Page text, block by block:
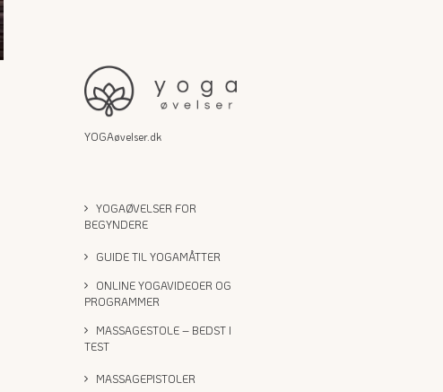
YOGAøvelser.dk
YOGAØVELSER FOR
BEGYNDERE
GUIDE TIL YOGAMÅTTER
ONLINE YOGAVIDEOER OG
PROGRAMMER
MASSAGESTOLE – BEDST I
TEST
MASSAGEPISTOLER